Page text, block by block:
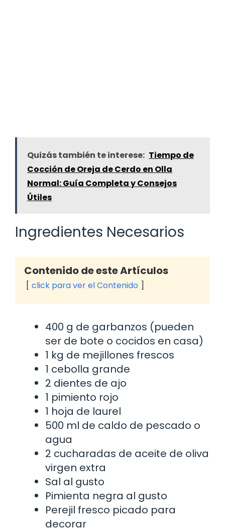
Quizás también te interese: Tiempo de
Cocción de Oreja de Cerdo en Olla
Normal: Guía Completa y Consejos
Útiles
Ingredientes Necesarios
Contenido de este Artículos
click para ver el Contenido
400 g de garbanzos (pueden
ser de bote o cocidos en casa)
1 kg de mejillones frescos
1 cebolla grande
2 dientes de ajo
1 pimiento rojo
1 hoja de laurel
500 ml de caldo de pescado o
agua
2 cucharadas de aceite de oliva
virgen extra
Sal al gusto
Pimienta negra al gusto
Perejil fresco picado para
decorar